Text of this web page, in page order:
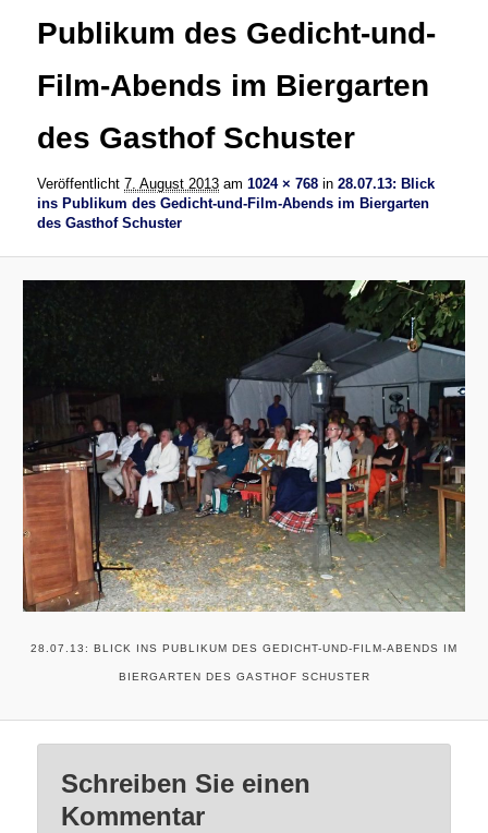
Publikum des Gedicht-und-
Film-Abends im Biergarten
des Gasthof Schuster
Veröffentlicht7. August 2013 am1024 × 768 in28.07.13: Blick
ins Publikum des Gedicht-und-Film-Abends im Biergarten
des Gasthof Schuster
28.07.13: BLICK INS PUBLIKUM DES GEDICHT-UND-FILM-ABENDS IM
BIERGARTEN DES GASTHOF SCHUSTER
Schreiben Sie einen
Kommentar